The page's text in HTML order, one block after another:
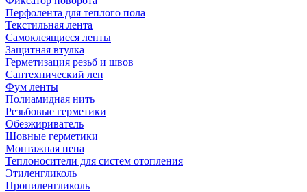
Перфолента для теплого пола
Текстильная лента
Самоклеящиеся ленты
Защитная втулка
Герметизация резьб и швов
Сантехнический лен
Фум ленты
Полиамидная нить
Резьбовые герметики
Обезжириватель
Шовные герметики
Монтажная пена
Теплоносители для систем отопления
Этиленгликоль
Пропиленгликоль